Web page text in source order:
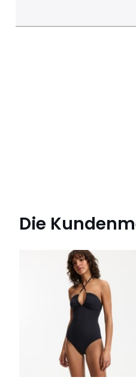
Die